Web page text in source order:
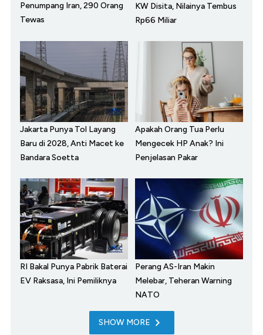
Penumpang Iran, 290 Orang
Tewas
KW Disita, Nilainya Tembus
Rp66 Miliar
Jakarta Punya Tol Layang
Baru di 2028, Anti Macet ke
Bandara Soetta
Apakah Orang Tua Perlu
Mengecek HP Anak? Ini
Penjelasan Pakar
RI Bakal Punya Pabrik Baterai
EV Raksasa, Ini Pemiliknya
Perang AS-Iran Makin
Melebar, Teheran Warning
NATO
SHOW MORE